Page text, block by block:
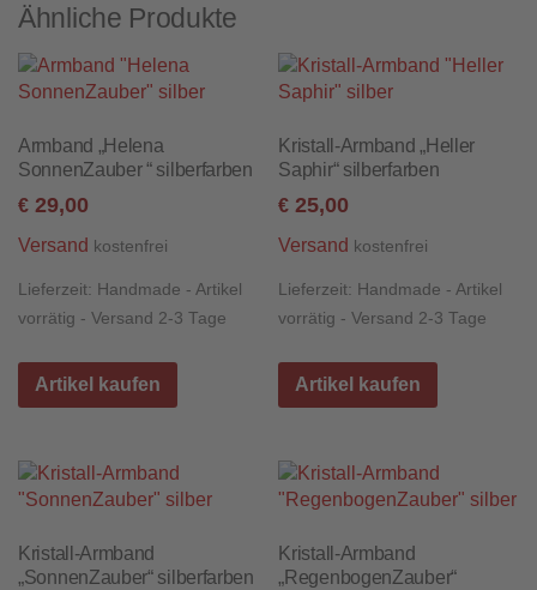
Ähnliche Produkte
Armband „Helena
SonnenZauber “ silberfarben
€ 29,00
Versand kostenfrei
Lieferzeit: Handmade - Artikel
vorrätig - Versand 2-3 Tage
Artikel kaufen
Kristall-Armband „Heller
Saphir“ silberfarben
€ 25,00
Versand kostenfrei
Lieferzeit: Handmade - Artikel
vorrätig - Versand 2-3 Tage
Artikel kaufen
Kristall-Armband
„SonnenZauber“ silberfarben
Kristall-Armband
„RegenbogenZauber“